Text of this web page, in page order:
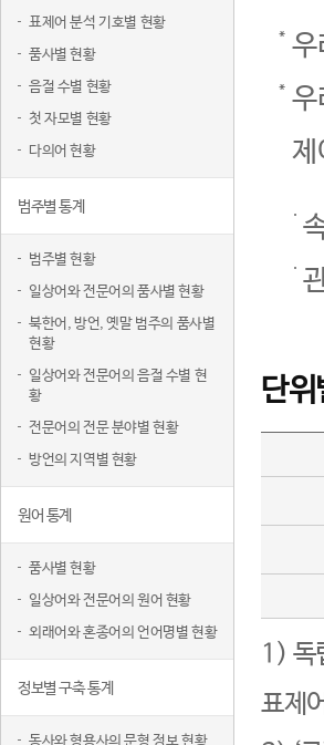
표제어 분석 기호별 현황
품사별 현황
음절 수별 현황
첫 자모별 현황
다의어 현황
범주별 통계
범주별 현황
일상어와 전문어의 품사별 현황
북한어, 방언, 옛말 범주의 품사별
현황
일상어와 전문어의 음절 수별 현
황
전문어의 전문 분야별 현황
방언의 지역별 현황
원어 통계
품사별 현황
일상어와 전문어의 원어 현황
외래어와 혼종어의 언어명별 현황
정보별 구축 통계
동사와 형용사의 문형 정보 현황
우
우
제
단위
1) 독
표제